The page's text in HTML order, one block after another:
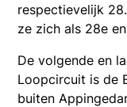
respectievelijk
ze zich als 28e
De volgende en
Loopcircuit is de
buiten